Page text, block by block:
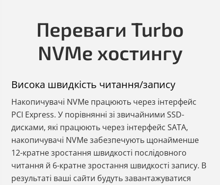
Переваги Turbo
NVMe хостингу
Висока швидкість читання/запису
Накопичувачі NVMe працюють через інтерфейс
PCI Express. У порівнянні зі звичайними SSD-
дисками, які працюють через інтерфейс SATA,
накопичувачі NVMe забезпечують щонайменше
12-кратне зростання швидкості послідовного
читання й 6-кратне зростання швидкості запису. В
результаті ваші сайти будуть завантажуватися